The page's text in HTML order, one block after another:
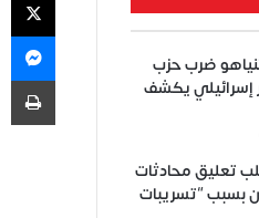
ضرب حزب
إسرائيلي يكشف
تعليق محادثات
بسبب “تسريبات